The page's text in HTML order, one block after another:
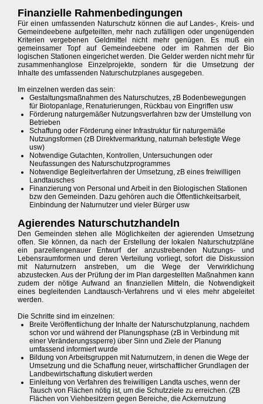
Finanzielle Rahmenbedingungen
Für einen umfassenden Naturschutz können die auf Landes-, Kreis- und
Gemeindeebene aufgeteilten, mehr nach zufälligen oder ungenügenden
Kriterien vergebenen Geldmittel nicht mehr genügen. Es muß ein
gemeinsamer Topf auf Gemeindeebene oder im Rahmen der Bio
logischen Stationen eingerichet werden. Die Gelder werden nicht mehr für
zusammenhanglose Einzelprojekte, sondern für die Umsetzung der
Inhalte des umfassenden Naturschutzplanes ausgegeben.
Im einzelnen werden das sein:
Gestaltungsmaßnahmen des Naturschutzes, zB Bodenbewegungen
für Biotopanlage, Renaturierungen, Rückbau von Eingriffen usw
Förderung naturgemäßer Nutzungsverfahren bzw der Umstellung von
Betrieben
Schaffung oder Förderung einer Infrastruktur für naturgemäße
Nutzungsformen (zB Direktvermarktung, naturnah befestigte Wege
usw)
Notwendige Gutachten, Kontrollen, Untersuchungen oder
Neufassungen des Naturschutzprogrammes
Notwendige Begleitverfahren der Umsetzung, zB eines freiwilligen
Landtausches
Finanzierung von Personal und Arbeit in den Biologischen Stationen
bzw den Gemeinden. Dazu gehören auch die Öffentlichkeitsarbeit,
Einbindung der Naturnutzer und vieler Bürger usw
Agierendes Naturschutzhandeln
Den Gemeinden stehen alle Möglichkeiten der agierenden Umsetzung
offen. Sie können, da nach der Erstellung der lokalen Naturschutzpläne
ein parzellengenauer Entwurf der anzustrebenden Nutzungs- und
Lebensraumformen und deren Verteilung vorliegt, sofort die Diskussion
mit Naturnutzern anstreben, um die Wege der Verwirklichung
abzustecken. Aus der Prüfung der im Plan dargestellten Maßnahmen kann
zudem der nötige Aufwand an finanziellen Mitteln, die Notwendigkeit
eines begleitenden Landtausch-Verfahrens und vi eles mehr abgeleitet
werden.
Die Schritte sind im einzelnen:
Breite Veröffentlichung der Inhalte der Naturschutzplanung, nachdem
schon vor und während der Planungsphase (zB in Verbindung mit
einer Veränderungssperre) über Sinn und Ziele der Planung
umfassend informiert wurde
Bildung von Arbeitsgruppen mit Naturnutzern, in denen die Wege der
Umsetzung und die Schaffung neuer, wirtschaftlicher Grundlagen der
Landbewirtschaftung diskutiert werden
Einleitung von Verfahren des freiwilligen Landta usches, wenn der
Tausch von Flächen nötig ist, um die Schutzziele zu erreichen. (ZB
Flächen von Viehbesitzern gegen Bereiche, die Ackernutzung